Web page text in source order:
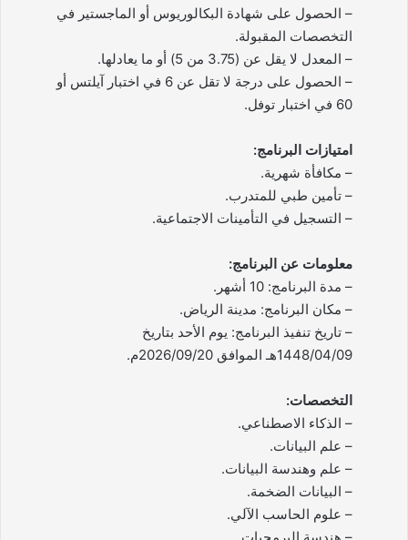
– الحصول على شهادة البكالوريوس أو الماجستير في
التخصصات المقبولة.
– المعدل لا يقل عن (3.75 من 5) أو ما يعادلها.
– الحصول على درجة لا تقل عن 6 في اختبار آيلتس أو
60 في اختبار توفل.
امتيازات البرنامج:
– مكافأة شهرية.
– تأمين طبي للمتدرب.
– التسجيل في التأمينات الاجتماعية.
معلومات عن البرنامج:
– مدة البرنامج: 10 أشهر.
– مكان البرنامج: مدينة الرياض.
– تاريخ تنفيذ البرنامج: يوم الأحد بتاريخ
1448/04/09هـ الموافق 2026/09/20م.
التخصصات:
– الذكاء الاصطناعي.
– علم البيانات.
– علم وهندسة البيانات.
– البيانات الضخمة.
– علوم الحاسب الآلي.